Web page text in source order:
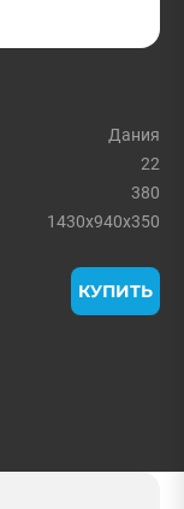
Дания
22
380
1430x940x350
КУПИТЬ